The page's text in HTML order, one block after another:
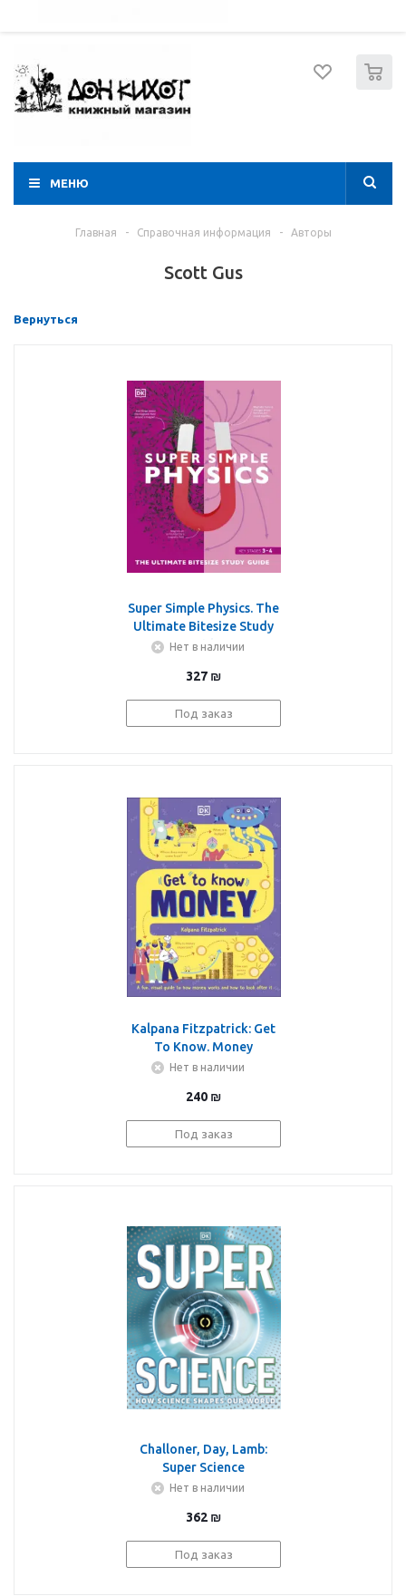
МЕНЮ
Главная - Справочная информация - Авторы
Scott Gus
Вернуться
Super Simple Physics. The
Ultimate Bitesize Study
Guide
Нет в наличии
327 ₪
Под заказ
Kalpana Fitzpatrick: Get
To Know. Money
Нет в наличии
240 ₪
Под заказ
Challoner, Day, Lamb:
Super Science
Нет в наличии
362 ₪
Под заказ